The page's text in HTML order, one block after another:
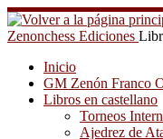
Saltar
al
contenido
Zenonchess Ediciones
Inicio
GM Zenón Franco
Libros en castellano
Torneos
Ajedrez de